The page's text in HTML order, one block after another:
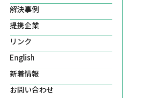
解決事例
提携企業
リンク
English
新着情報
お問い合わせ